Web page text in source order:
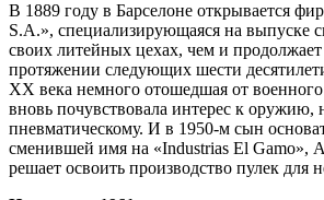
В 1889 году в Барселоне открывается
S.A.», специализирующаяся на выпуске
своих литейных цехах, чем и продолжает
протяжении следующих шести
XX века немного отошедшая от
вновь почувствовала интерес к оружию,
пневматическому. И в 1950-м сын
сменившей имя на «Industrias El Gamo»,
решает освоить производство пулек для